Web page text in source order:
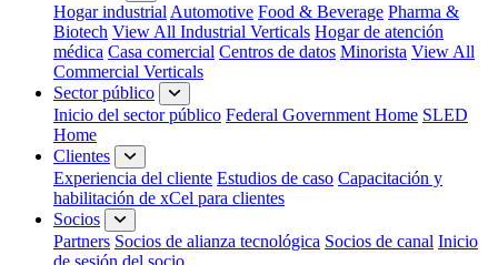
Hogar industrial Automotive Food & Beverage Pharma &
Biotech View All Industrial Verticals Hogar de atención
médica Casa comercial Centros de datos Minorista View All
Commercial Verticals
Sector público
Inicio del sector público Federal Government Home SLED
Home
Clientes
Experiencia del cliente Estudios de caso Capacitación y
habilitación de xCel para clientes
Socios
Partners Socios de alianza tecnológica Socios de canal Inicio
de sesión del socio